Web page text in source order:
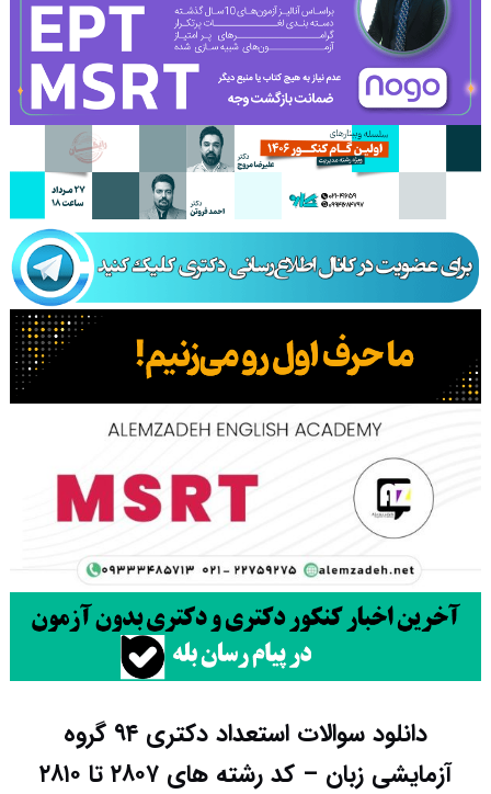
دانلود سوالات استعداد دکتری ۹۴ گروه
آزمایشی زبان – کد رشته های ۲۸۰۷ تا ۲۸۱۰